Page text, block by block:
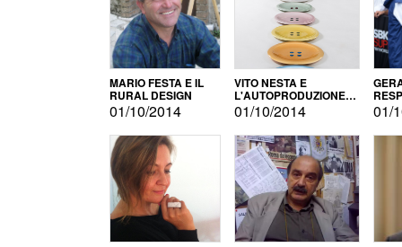
MARIO FESTA E IL
RURAL DESIGN
01/10/2014
VITO NESTA E
L'AUTOPRODUZIONE
COME RECUPERO DEI
SIMBOLI
01/10/2014 01/